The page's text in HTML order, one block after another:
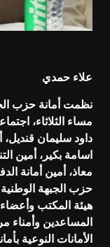
علاء حمدي
نظمت أمانة حزب
مساء الثلاثاء،
داود سليمان
اسامة بكير، أمين
معاذ، أمين أمانة
حزب الجبهة
هيئة المكتب وأعضاء
المساعدين وأمناء
الأمانات النوعية